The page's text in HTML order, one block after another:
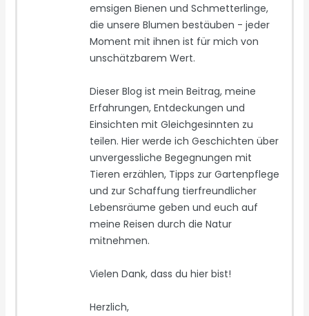
emsigen Bienen und Schmetterlinge,
die unsere Blumen bestäuben - jeder
Moment mit ihnen ist für mich von
unschätzbarem Wert.
Dieser Blog ist mein Beitrag, meine
Erfahrungen, Entdeckungen und
Einsichten mit Gleichgesinnten zu
teilen. Hier werde ich Geschichten über
unvergessliche Begegnungen mit
Tieren erzählen, Tipps zur Gartenpflege
und zur Schaffung tierfreundlicher
Lebensräume geben und euch auf
meine Reisen durch die Natur
mitnehmen.
Vielen Dank, dass du hier bist!
Herzlich,